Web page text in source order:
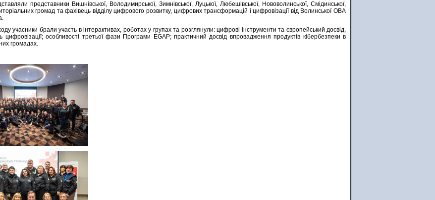
представники Вишнівської, Володимирської, Зимнівської, Луцької, Любешівської, Нововолинської, Смідинської,
громад та фахівець відділу цифрового розвитку, цифрових трансформацій і цифровізації від Волинської ОВА
учасники брали участь в інтерактивах, роботах у групах та розглянули: цифрові інструменти та європейський досвід,
особливості третьої фази Програми EGAP; практичний досвід впровадження продуктів кібербезпеки в
громадах.